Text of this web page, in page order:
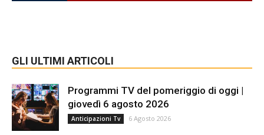
GLI ULTIMI ARTICOLI
Programmi TV del pomeriggio di oggi |
giovedì 6 agosto 2026
Anticipazioni Tv 6 Agosto 2026